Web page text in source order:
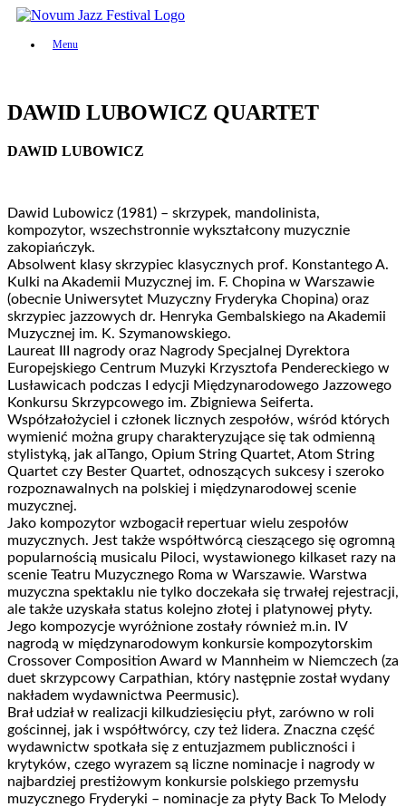
Skip
content
Menu
DAWID LUBOWICZ QUARTET
DAWID LUBOWICZ
Dawid Lubowicz (1981) – skrzypek, mandolinista,
kompozytor, wszechstronnie wykształcony muzycznie
zakopiańczyk.
Absolwent klasy skrzypiec klasycznych prof. Konstantego A.
Kulki na Akademii Muzycznej im. F. Chopina w Warszawie
(obecnie Uniwersytet Muzyczny Fryderyka Chopina) oraz
skrzypiec jazzowych dr. Henryka Gembalskiego na Akademii
Muzycznej im. K. Szymanowskiego.
Laureat III nagrody oraz Nagrody Specjalnej Dyrektora
Europejskiego Centrum Muzyki Krzysztofa Pendereckiego w
Lusławicach podczas I edycji Międzynarodowego Jazzowego
Konkursu Skrzypcowego im. Zbigniewa Seiferta.
Współzałożyciel i członek licznych zespołów, wśród których
wymienić można grupy charakteryzujące się tak odmienną
stylistyką, jak alTango, Opium String Quartet, Atom String
Quartet czy Bester Quartet, odnoszących sukcesy i szeroko
rozpoznawalnych na polskiej i międzynarodowej scenie
muzycznej.
Jako kompozytor wzbogacił repertuar wielu zespołów
muzycznych. Jest także współtwórcą cieszącego się ogromną
popularnością musicalu Piloci, wystawionego kilkaset razy na
scenie Teatru Muzycznego Roma w Warszawie. Warstwa
muzyczna spektaklu nie tylko doczekała się trwałej rejestracji,
ale także uzyskała status kolejno złotej i platynowej płyty.
Jego kompozycje wyróżnione zostały również m.in. IV
nagrodą w międzynarodowym konkursie kompozytorskim
Crossover Composition Award w Mannheim w Niemczech (za
duet skrzypcowy Carpathian, który następnie został wydany
nakładem wydawnictwa Peermusic).
Brał udział w realizacji kilkudziesięciu płyt, zarówno w roli
gościnnej, jak i współtwórcy, czy też lidera. Znaczna część
wydawnictw spotkała się z entuzjazmem publiczności i
krytyków, czego wyrazem są liczne nominacje i nagrody w
najbardziej prestiżowym konkursie polskiego przemysłu
muzycznego Fryderyki – nominacje za płyty Back To Melody